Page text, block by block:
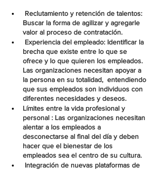
Reclutamiento y retención de talentos:
Buscar la forma de agilizar y agregarle
valor al proceso de contratación.
Experiencia del empleado: Identificar la
brecha que existe entre lo que se
ofrece y lo que quieren los empleados.
Las organizaciones necesitan apoyar a
la persona en su totalidad,  entendiendo
que sus empleados son individuos con
diferentes necesidades y deseos.
Límites entre la vida profesional y
personal : Las organizaciones necesitan
alentar a los empleados a
desconectarse al final del día y deben
hacer que el bienestar de los
empleados sea el centro de su cultura.